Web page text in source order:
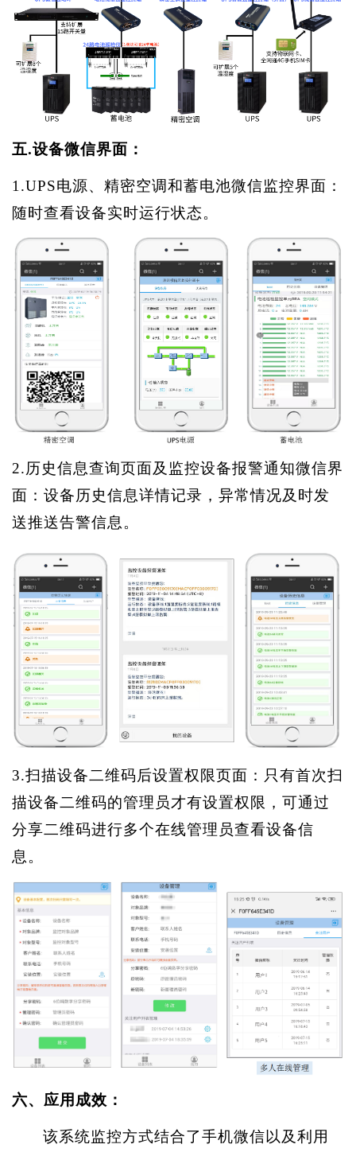
五.设备微信界面：
1.UPS电源、精密空调和蓄电池微信监控界面：
随时查看设备实时运行状态。
2.历史信息查询页面及监控设备报警通知微信界
面：设备历史信息详情记录，异常情况及时发
送推送告警信息。
3.扫描设备二维码后设置权限页面：只有首次扫
描设备二维码的管理员才有设置权限，可通过
分享二维码进行多个在线管理员查看设备信
息。
六、应用成效：
该系统监控方式结合了手机微信以及利用